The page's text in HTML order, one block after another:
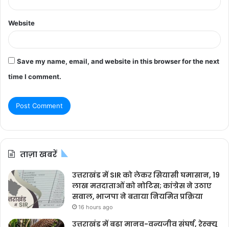
Website
Save my name, email, and website in this browser for the next
time I comment.
ताज़ा खबरें
उत्तराखंड में SIR को लेकर सियासी घमासान, 19
लाख मतदाताओं को नोटिस; कांग्रेस ने उठाए
सवाल, भाजपा ने बताया नियमित प्रक्रिया
16 hours ago
उत्तराखंड में बढ़ा मानव-वन्यजीव संघर्ष, रेस्क्यू